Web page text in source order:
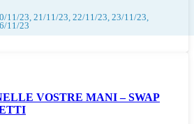
11/23, 21/11/23, 22/11/23, 23/11/23,
11/23
VOSTRE MANI – SWAP